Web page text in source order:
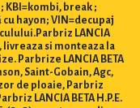
KBI=kombi, break ;
hayon; VIN=decupaj
LANCIA
livreaza si monteaza la
Parbrize LANCIA BETA
Saint-Gobain, Agc,
de ploaie, Parbriz
LANCIA BETA H.P.E.